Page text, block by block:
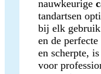
nauwkeurige
tandartsen
bij elk
en de
en scherpte,
voor